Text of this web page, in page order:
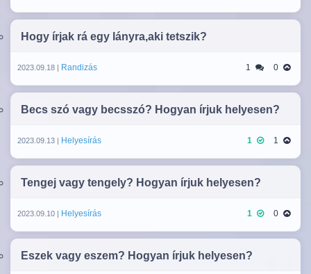
Hogy írjak rá egy lányra,aki tetszik?
2023.09.18 | Randizás 1 0
Becs szó vagy becsszó? Hogyan írjuk helyesen?
2023.09.13 | Helyesírás 1 1
Tengej vagy tengely? Hogyan írjuk helyesen?
2023.09.10 | Helyesírás 1 0
Eszek vagy eszem? Hogyan írjuk helyesen?